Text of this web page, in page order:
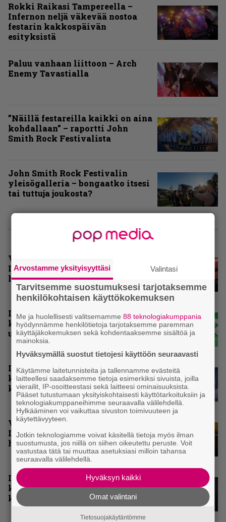
Rokki Raikasi Tampereella –
Infernon neljä väkevää nostoa
festarin kakkospäivän
esityksistä
Paluu vanhaan liittoon – Arch
Enemy Tavastialla
”Näillä festareilla kaikki on aina
kohdallaan” – raportti John
Smith Rock Festivalista
John Smith Rock Festivalin
yleisögalleria – bongaatko itsesi
tai tuttuja joukosta?
KOLUMNIT
Vuoden 2025 raskaimmat –
Infernon toimituskunnan
henkilökohtaiset suosikit
Inferno valikoi vuoden 2025
kovimmat levyt – tässä
ulkomaisten kärkikymmenikkö
Inferno valitsi vuoden 2025
kovimmat levyt – tässä kotimaan
kärkikymmenikkö
Vuoden 2024 raskaimmat – tässä
Infernon toimituskunnan
henkilökohtaiset kärkiviisikot
Inferno valitsi vuoden 2024
kovimmat albumit – tässä
kotimaisten kymmenen parasta
Arvostamme yksityisyyttäsi Valintasi
Tarvitsemme suostumuksesi tarjotaksemme
henkilökohtaisen käyttökokemuksen
Me ja huolellisesti valitsemamme88 teknologiakumppania
hyödynnämme henkilötietoja tarjotaksemme paremman
käyttäjäkokemuksen sekä kohdentaaksemme sisältöä ja
mainoksia.
Hyväksymällä suostut tietojesi käyttöön seuraavasti
Käytämme laitetunnisteita ja tallennamme evästeitä
laitteellesi saadaksemme tietoja esimerkiksi sivuista, joilla
vierailit, IP-osoitteestasi sekä laitteesi ominaisuuksista.
Pääset tutustumaan yksityiskohtaisesti käyttötarkoituksiin ja
teknologiakumppaneihimme seuraavalla välilehdellä.
Hylkääminen voi vaikuttaa sivuston toimivuuteen ja
käytettävyyteen.
Jotkin teknologiamme voivat käsitellä tietoja myös ilman
suostumusta, jos niillä on siihen oikeutettu peruste. Voit
vastustaa tätä tai muuttaa asetuksiasi milloin tahansa
seuraavalla välilehdellä.
Hyväksyn kaikki
Omat valintani
Tietosuojakäytäntömme